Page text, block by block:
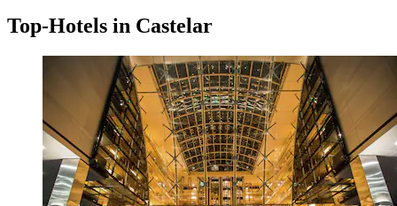
Top-Hotels in Castelar